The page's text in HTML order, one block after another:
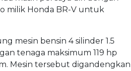
milik Honda BR-V untuk
mesin bensin 4 silinder 1.5
tenaga maksimum 119 hp
Mesin tersebut digandengkan